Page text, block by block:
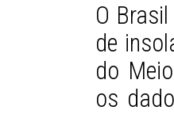
O
de
do
os